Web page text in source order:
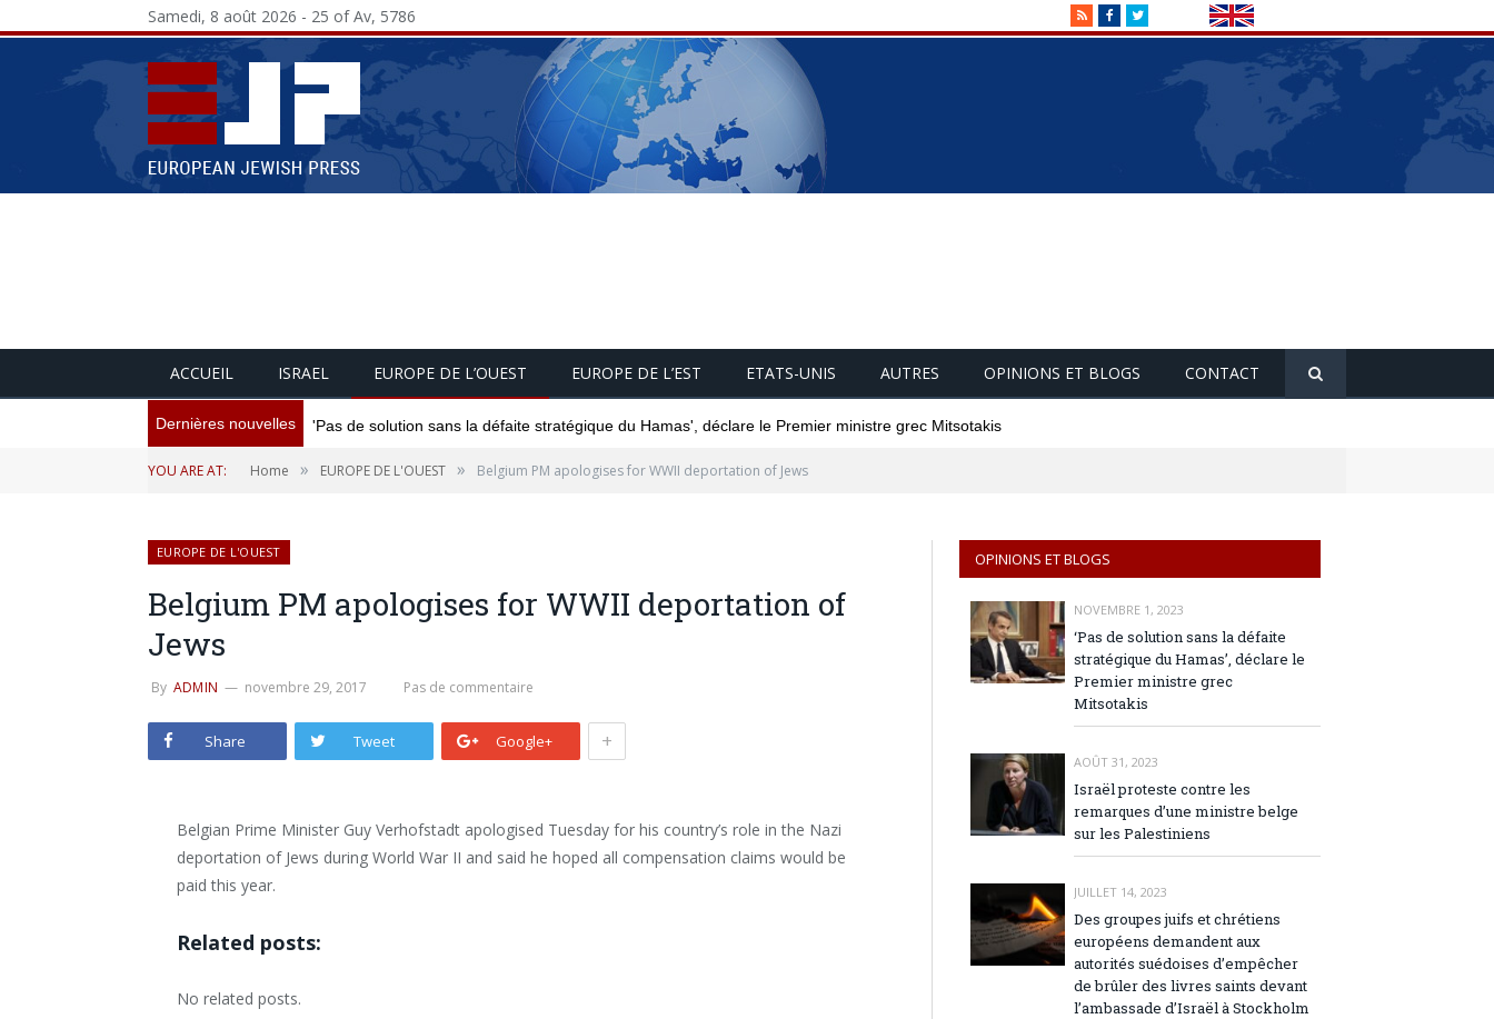
RSSFacebookTwitter
Samedi, 8 août 2026 - 25 of Av, 5786
ACCUEIL ISRAEL EUROPE DE L’OUEST EUROPE DE L’EST ETATS-UNIS AUTRES OPINIONS ET BLOGS CONTACT
Dernières nouvelles 'Pas de solution sans la défaite stratégique du Hamas', déclare le Premier ministre grec Mitsotakis
YOU ARE AT: Home » EUROPE DE L'OUEST » Belgium PM apologises for WWII deportation of Jews
EUROPE DE L'OUEST
Belgium PM apologises for WWII deportation of
Jews
By ADMIN novembre 29, 2017 Pas de commentaire
Share Tweet Google+ +
Belgian Prime Minister Guy Verhofstadt apologised Tuesday for his country’s role in the Nazi
deportation of Jews during World War II and said he hoped all compensation claims would be
paid this year.
Related posts:
No related posts.
OPINIONS ET BLOGS
NOVEMBRE 1, 2023
‘Pas de solution sans la défaite
stratégique du Hamas’, déclare le
Premier ministre grec
Mitsotakis
AOÛT 31, 2023
Israël proteste contre les
remarques d’une ministre belge
sur les Palestiniens
JUILLET 14, 2023
Des groupes juifs et chrétiens
européens demandent aux
autorités suédoises d’empêcher
de brûler des livres saints devant
l’ambassade d’Israël à Stockholm